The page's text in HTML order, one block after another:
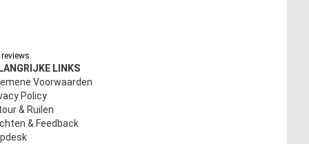
LINKS
Voorwaarden
Policy
& Ruilen
& Feedback